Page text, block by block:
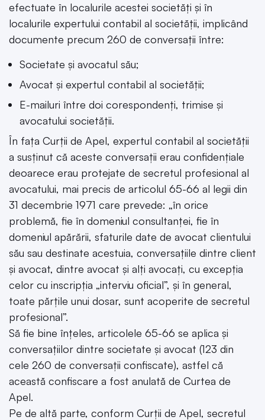
efectuate în localurile acestei societăți și în
localurile expertului contabil al societății, implicând
documente precum 260 de conversații între:
Societate și avocatul său;
Avocat și expertul contabil al societății;
E-mailuri între doi corespondenți, trimise și
avocatului societății.
În fața Curții de Apel, expertul contabil al societății
a susținut că aceste conversații erau confidențiale
deoarece erau protejate de secretul profesional al
avocatului, mai precis de articolul 65-66 al legii din
31 decembrie 1971 care prevede: „în orice
problemă, fie în domeniul consultanței, fie în
domeniul apărării, sfaturile date de avocat clientului
său sau destinate acestuia, conversațiile dintre client
și avocat, dintre avocat și alți avocați, cu excepția
celor cu inscripția „interviu oficial”, și în general,
toate părțile unui dosar, sunt acoperite de secretul
profesional”.
Să fie bine înțeles, articolele 65-66 se aplica și
conversațiilor dintre societate și avocat (123 din
cele 260 de conversații confiscate), astfel că
această confiscare a fost anulată de Curtea de
Apel.
Pe de altă parte, conform Curții de Apel, secretul